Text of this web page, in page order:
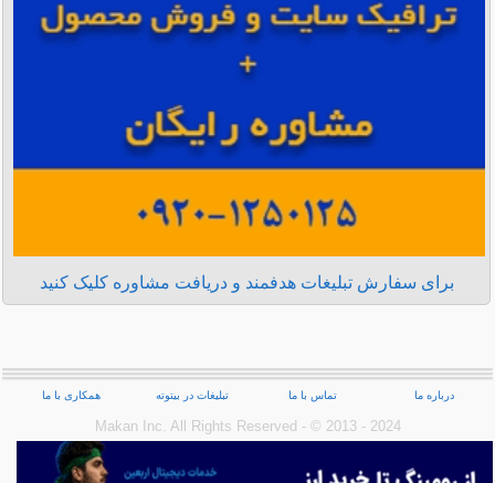
برای سفارش تبلیغات هدفمند و دریافت مشاوره کلیک کنید
درباره ما تماس با ما تبلیغات در بیتوته همکاری با ما
Makan Inc.‎ All Rights Reserved - © 2013 - 2024